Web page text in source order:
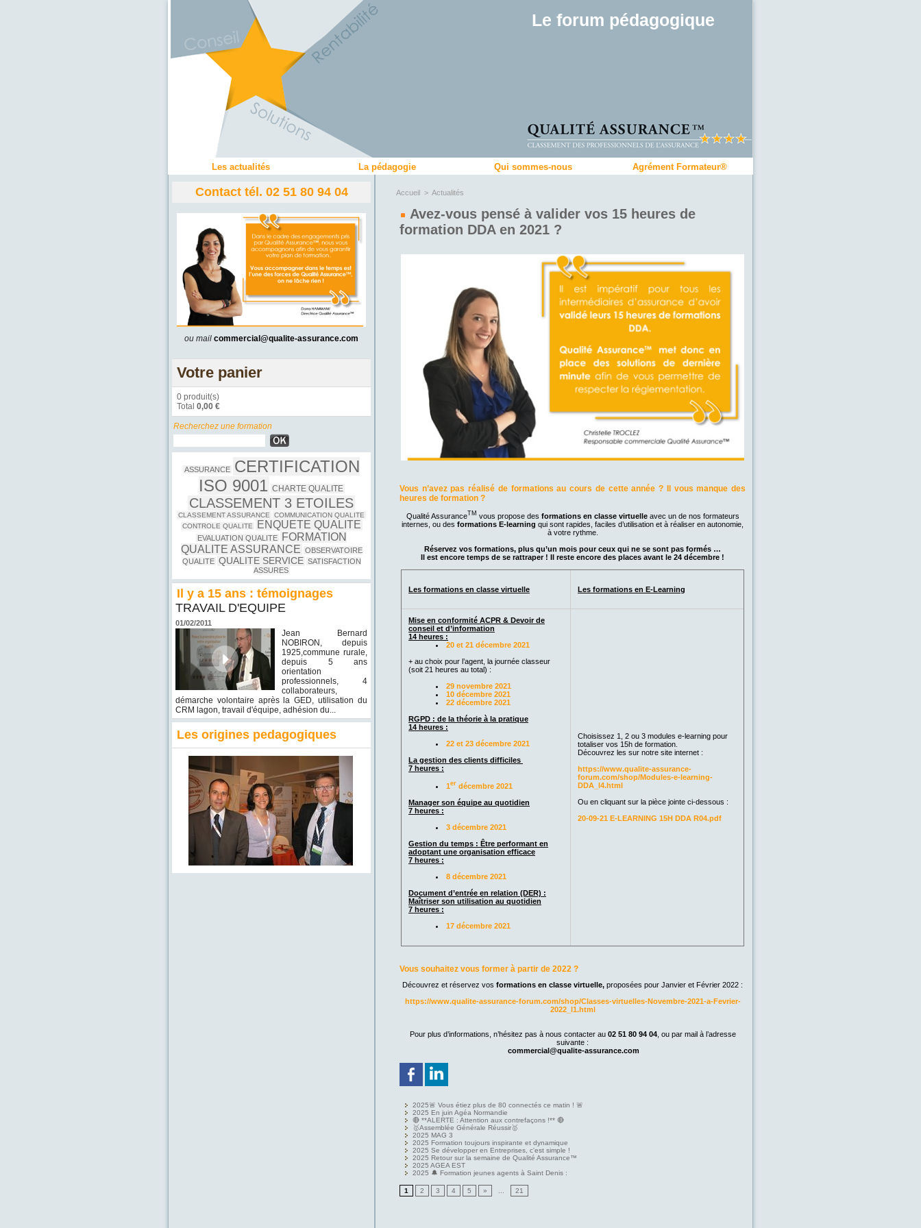
Le forum pédagogique
Les actualités La pédagogie Qui sommes-nous Agrément Formateur®
Contact tél. 02 51 80 94 04
ou mail commercial@qualite-assurance.com
Votre panier
0 produit(s)
Total 0,00 €
Recherchez une formation
ASSURANCE CERTIFICATION
ISO 9001 CHARTE QUALITE
CLASSEMENT 3 ETOILES
CLASSEMENT ASSURANCE COMMUNICATION QUALITE
CONTROLE QUALITE
ENQUETE QUALITE
EVALUATION QUALITE
FORMATION
QUALITE ASSURANCE OBSERVATOIRE
QUALITE QUALITE SERVICE SATISFACTION
ASSURES
Il y a 15 ans : témoignages
TRAVAIL D'EQUIPE
01/02/2011
Jean Bernard
NOBIRON, depuis
1925,commune rurale,
depuis 5 ans
orientation
professionnels, 4
collaborateurs,
démarche volontaire après la GED, utilisation du
CRM lagon, travail d'équipe, adhésion du...
Les origines pedagogiques
Accueil > Actualités
Avez-vous pensé à valider vos 15 heures de
formation DDA en 2021 ?
Vous n’avez pas réalisé de formations au cours de cette année ? Il vous manque des
heures de formation ?
Qualité AssuranceTM vous propose des formations en classe virtuelleavec un de nos formateurs
internes, ou des formations E-learning qui sont rapides, faciles d’utilisation et à réaliser en autonomie,
à votre rythme.
Réservez vos formations, plus qu’un mois pour ceux qui ne se sont pas formés …
Il est encore temps de se rattraper ! Il reste encore des places avant le 24 décembre !
Les formations en classe virtuelle Les formations en E-Learning
Mise en conformité ACPR & Devoir de
conseil et d’information
14 heures :
20 et 21 décembre 2021
+ au choix pour l’agent, la journée classeur
(soit 21 heures au total) :
29 novembre 2021
10 décembre 2021
22 décembre 2021
RGPD : de la théorie à la pratique
14 heures :
22 et 23 décembre 2021
La gestion des clients difficiles
7 heures :
1er décembre 2021
Manager son équipe au quotidien
7 heures :
3 décembre 2021
Gestion du temps : Être performant en
adoptant une organisation efficace
7 heures :
8 décembre 2021
Document d’entrée en relation (DER) :
Maîtriser son utilisation au quotidien
7 heures :
17 décembre 2021
Choisissez 1, 2 ou 3 modules e-learning pour
totaliser vos 15h de formation.
Découvrez les sur notre site internet :
https://www.qualite-assurance-
forum.com/shop/Modules-e-learning-
DDA_l4.html
Ou en cliquant sur la pièce jointe ci-dessous :
20-09-21 E-LEARNING 15H DDA R04.pdf
Vous souhaitez vous former à partir de 2022 ?
Découvrez et réservez vos formations en classe virtuelle, proposées pour Janvier et Février 2022 :
https://www.qualite-assurance-forum.com/shop/Classes-virtuelles-Novembre-2021-a-Fevrier-
2022_l1.html
Pour plus d’informations, n’hésitez pas à nous contacter au 02 51 80 94 04, ou par mail à l’adresse
suivante :
commercial@qualite-assurance.com
2025🚨 Vous étiez plus de 80 connectés ce matin ! 🚨
2025 En juin Agéa Normandie
🔴 **ALERTE : Attention aux contrefaçons !** 🔴
🥇Assemblée Générale Réussir🥇
2025 MAG 3
2025 Formation toujours inspirante et dynamique
2025 Se développer en Entreprises, c'est simple !
2025 Retour sur la semaine de Qualité Assurance™
2025 AGEA EST
2025 🔔 Formation jeunes agents à Saint Denis :
1 2 3 4 5 » 21